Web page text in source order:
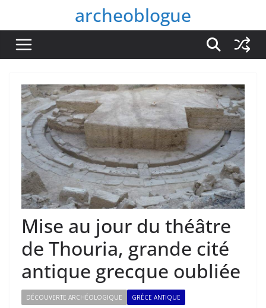
contenu
archeoblogue
Mise au jour du théâtre
de Thouria, grande cité
antique grecque oubliée
DÉCOUVERTE ARCHÉOLOGIQUE GRÈCE ANTIQUE